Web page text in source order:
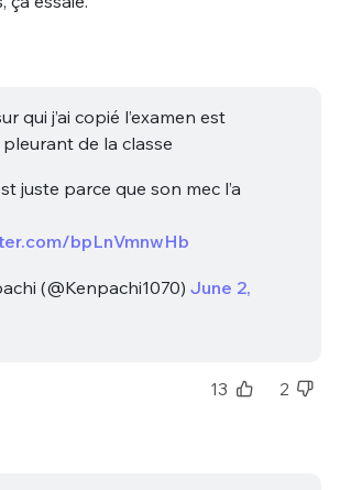
qui j’ai copié l’examen est
de la classe
juste parce que son mec l’a
bpLnVmnwHb
(@Kenpachi1070) June 2,
13 2